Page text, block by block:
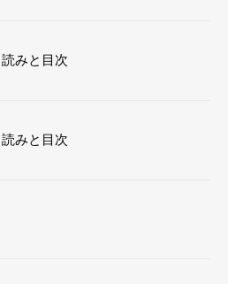
みと目次
みと目次